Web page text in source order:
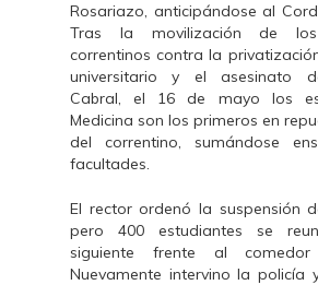
Rosariazo, anticipándose al
Tras la movilización de los
correntinos contra la
universitario y el asesinato
Cabral, el 16 de mayo los
Medicina son los primeros en
del correntino, sumándose
facultades.
El rector ordenó la suspensión
pero 400 estudiantes se
siguiente frente al comedor
Nuevamente intervino la policía